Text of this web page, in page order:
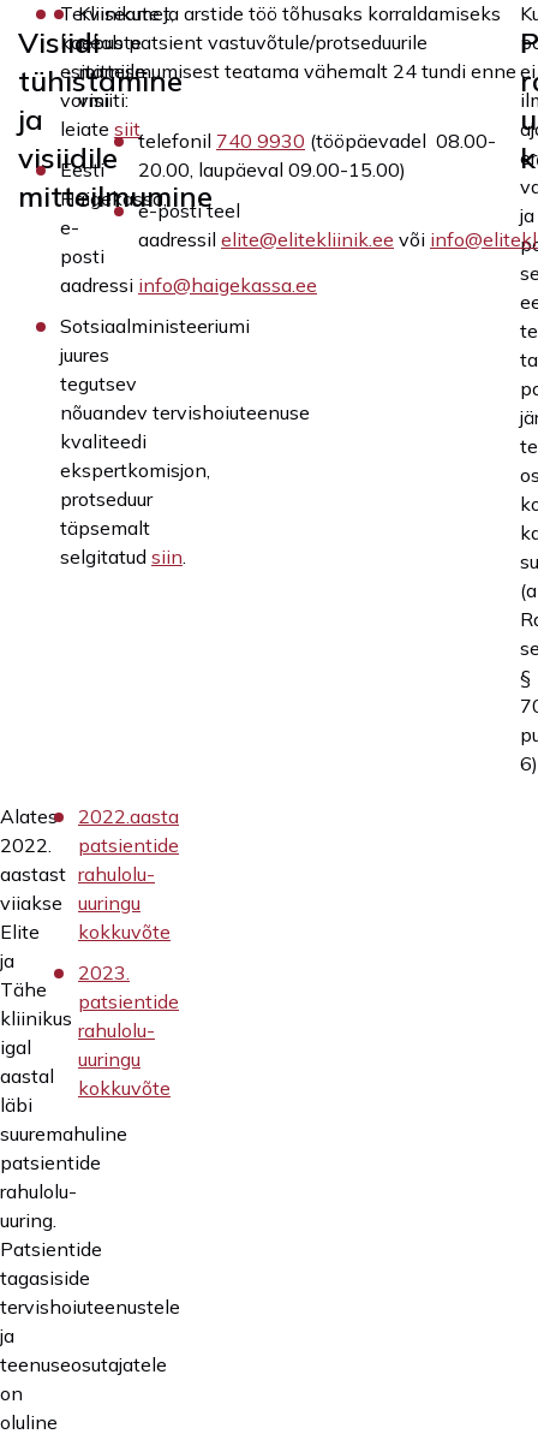
Terviseamet,
kaebuste
esitamise
vormi
leiate siit.
Eesti
Haigekassa,
e-
posti
aadressi info@haigekassa.ee
Sotsiaalministeeriumi
juures
tegutsev
nõuandev tervishoiuteenuse
kvaliteedi
ekspertkomisjon,
protseduur
täpsemalt
selgitatud siin.
Visiidi
tühistamine
ja
visiidile
mitteilmumine
Kliinikute ja arstide töö tõhusaks korraldamiseks
peab patsient vastuvõtule/protseduurile
mitteilmumisest teatama vähemalt 24 tundi enne
visiiti:
telefonil 740 9930 (tööpäevadel 08.00-
20.00, laupäeval 09.00-15.00)
e-posti teel
aadressil elite@elitekliinik.ee või
ei
ja
§
Alates
2022.
aastast
viiakse
Elite
ja
Tähe
kliinikus
igal
aastal
läbi
suuremahuline
patsientide
rahulolu-
uuring.
Patsientide
tagasiside
tervishoiuteenustele
ja
teenuseosutajatele
on
oluline
2022.aasta
patsientide
rahulolu-
uuringu
kokkuvõte
2023.
patsientide
rahulolu-
uuringu
kokkuvõte